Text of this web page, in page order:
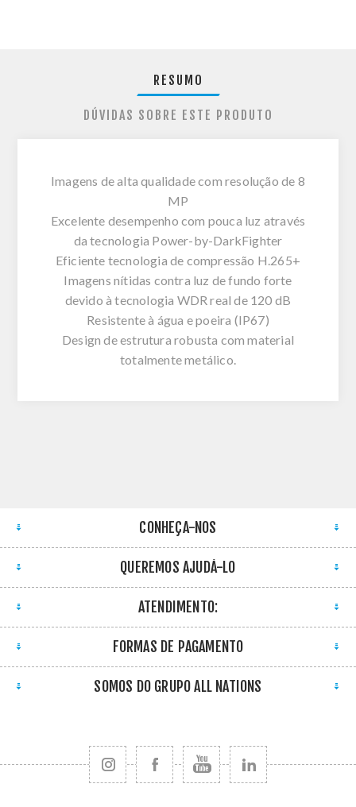
RESUMO
DÚVIDAS SOBRE ESTE PRODUTO
Imagens de alta qualidade com resolução de 8
MP
Excelente desempenho com pouca luz através
da tecnologia Power-by-DarkFighter
Eficiente tecnologia de compressão H.265+
Imagens nítidas contra luz de fundo forte
devido à tecnologia WDR real de 120 dB
Resistente à água e poeira (IP67)
Design de estrutura robusta com material
totalmente metálico.
CONHEÇA-NOS
QUEREMOS AJUDÁ-LO
ATENDIMENTO:
FORMAS DE PAGAMENTO
SOMOS DO GRUPO ALL NATIONS